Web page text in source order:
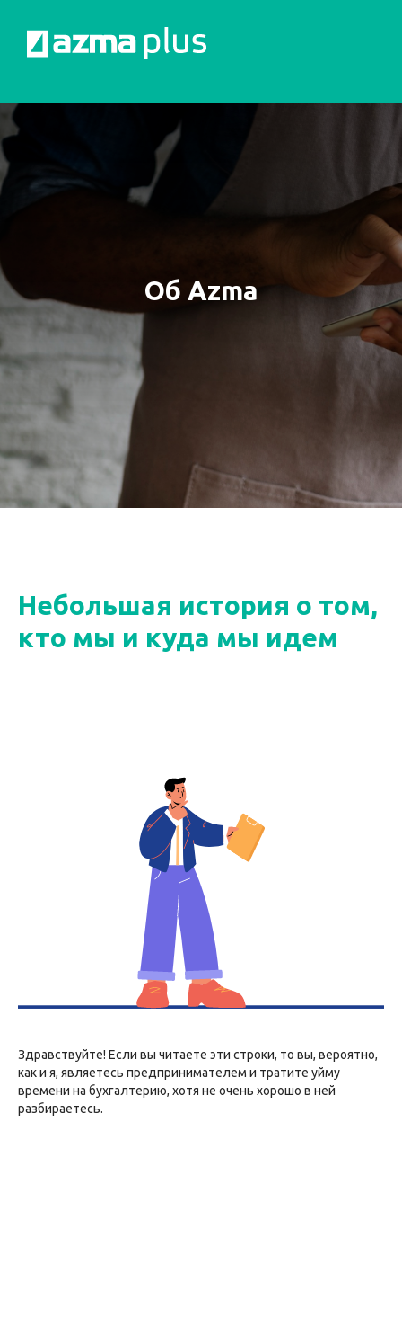
Об Azma
Небольшая история о том,
кто мы и куда мы идем
Здравствуйте! Если вы читаете эти строки, то вы, вероятно,
как и я, являетесь предпринимателем и тратите уйму
времени на бухгалтерию, хотя не очень хорошо в ней
разбираетесь.